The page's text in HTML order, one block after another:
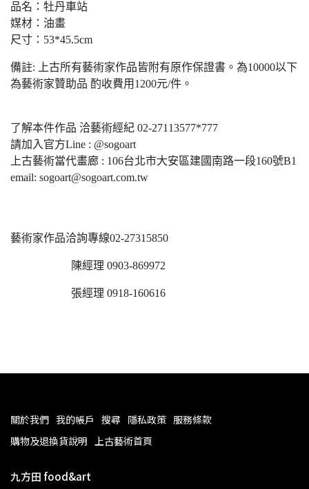
品名：牡丹車站
媒材：油畫
尺寸：53*45.5cm
備註: 上古所有藝術家作品皆附有原作保證書。為10000以下
為藝術家贊助品 酌收費用1200元/件。
了解本件作品 洽藝術經紀 02-27113577*777
請加入官方Line : @sogoart
上古藝術當代畫廊 : 106台北市大安區建國南路一段160號B1
email: sogoart@sogoart.com.tw
藝術家作品洽詢專線02-27315850
陳經理 0903-869972
張經理 0918-160616
關於我們 我的帳戶 搜尋 隱私政策 服務條款
購物及退換貨說明 上古藝術首頁
九方田 food&art